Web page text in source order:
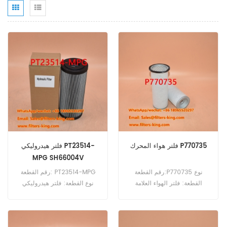
فلتر هيدروليكي PT23514-
MPG SH66004V
رقم القطعة: PT23514-MPG
نوع القطعة: فلتر هيدروليكي
فلتر هواء المحرك P770735
رقم القطعة:P770735 نوع
القطعة: فلتر الهواء العلامة